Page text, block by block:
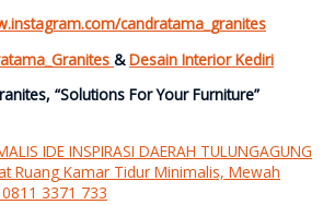
candratama_granites
&Desain Interior Kediri
“Solutions For Your Furniture”
IDE INSPIRASI DAERAH TULUNGAGUNG
Ruang Kamar Tidur Minimalis, Mewah
3371 733